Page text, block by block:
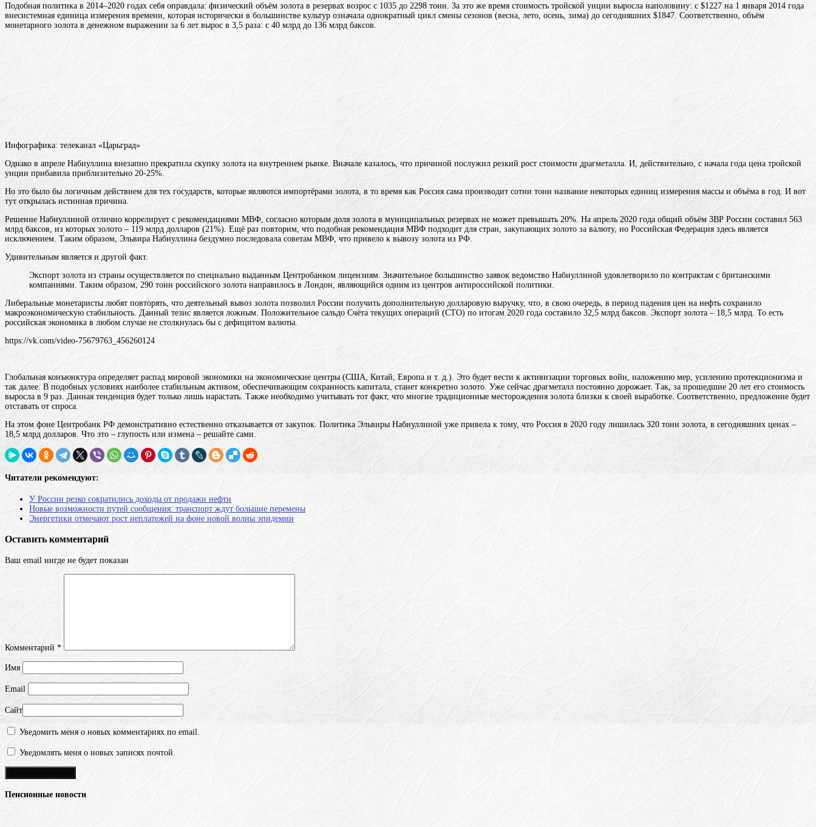
Подобная политика в 2014–2020 годах себя оправдала: физический объём золота в резервах возрос с 1035 до 2298 тонн. За это же время стоимость тройской унции выросла наполовину: с $1227 на 1 января 2014 года
внесистемная единица измерения времени, которая исторически в большинстве культур означала однократный цикл смены сезонов (весна, лето, осень, зима) до сегодняшних $1847. Соответственно, объём
монетарного золота в денежном выражении за 6 лет вырос в 3,5 раза: с 40 млрд до 136 млрд баксов.
Инфографика: телеканал «Царьград»
Однако в апреле Набиуллина внезапно прекратила скупку золота на внутреннем рынке. Вначале казалось, что причиной послужил резкий рост стоимости драгметалла. И, действительно, с начала года цена тройской
унции прибавила приблизительно 20-25%.
Но это было бы логичным действием для тех государств, которые являются импортёрами золота, в то время как Россия сама производит сотни тонн название некоторых единиц измерения массы и объёма в год. И вот
тут открылась истинная причина.
Решение Набиуллиной отлично коррелирует с рекомендациями МВФ, согласно которым доля золота в муниципальных резервах не может превышать 20%. На апрель 2020 года общий объём ЗВР России составил 563
млрд баксов, из которых золото – 119 млрд долларов (21%). Ещё раз повторим, что подобная рекомендация МВФ подходит для стран, закупающих золото за валюту, но Российская Федерация здесь является
исключением. Таким образом, Эльвира Набиуллина бездумно последовала советам МВФ, что привело к вывозу золота из РФ.
Удивительным является и другой факт.
Экспорт золота из страны осуществляется по специально выданным Центробанком лицензиям. Значительное большинство заявок ведомство Набиуллиной удовлетворило по контрактам с британскими
компаниями. Таким образом, 290 тонн российского золота направилось в Лондон, являющийся одним из центров антироссийской политики.
Либеральные монетаристы любят повторять, что деятельный вывоз золота позволил России получить дополнительную долларовую выручку, что, в свою очередь, в период падения цен на нефть сохранило
макроэкономическую стабильность. Данный тезис является ложным. Положительное сальдо Счёта текущих операций (СТО) по итогам 2020 года составило 32,5 млрд баксов. Экспорт золота – 18,5 млрд. То есть
российская экономика в любом случае не столкнулась бы с дефицитом валюты.
https://vk.com/video-75679763_456260124
Глобальная конъюнктура определяет распад мировой экономики на экономические центры (США, Китай, Европа и т. д.). Это будет вести к активизации торговых войн, наложению мер, усилению протекционизма и
так далее. В подобных условиях наиболее стабильным активом, обеспечивающим сохранность капитала, станет конкретно золото. Уже сейчас драгметалл постоянно дорожает. Так, за прошедшие 20 лет его стоимость
выросла в 9 раз. Данная тенденция будет только лишь нарастать. Также необходимо учитывать тот факт, что многие традиционные месторождения золота близки к своей выработке. Соответственно, предложение будет
отставать от спроса.
На этом фоне Центробанк РФ демонстративно естественно отказывается от закупок. Политика Эльвиры Набиуллиной уже привела к тому, что Россия в 2020 году лишилась 320 тонн золота, в сегодняшних ценах –
18,5 млрд долларов. Что это – глупость или измена – решайте сами.
Читатели рекомендуют:
У России резко сократились доходы от продажи нефти
Новые возможности путей сообщения: транспорт ждут большие перемены
Энергетики отмечают рост неплатежей на фоне новой волны эпидемии
Оставить комментарий
Ваш email нигде не будет показан
Комментарий *
Имя
Email
Сайт
Уведомить меня о новых комментариях по email.
Уведомлять меня о новых записях почтой.
Пенсионные новости